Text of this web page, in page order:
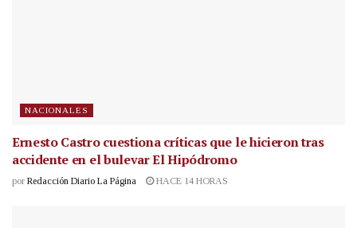
NACIONALES
Ernesto Castro cuestiona críticas que le hicieron tras
accidente en el bulevar El Hipódromo
por Redacción Diario La Página HACE 14 HORAS